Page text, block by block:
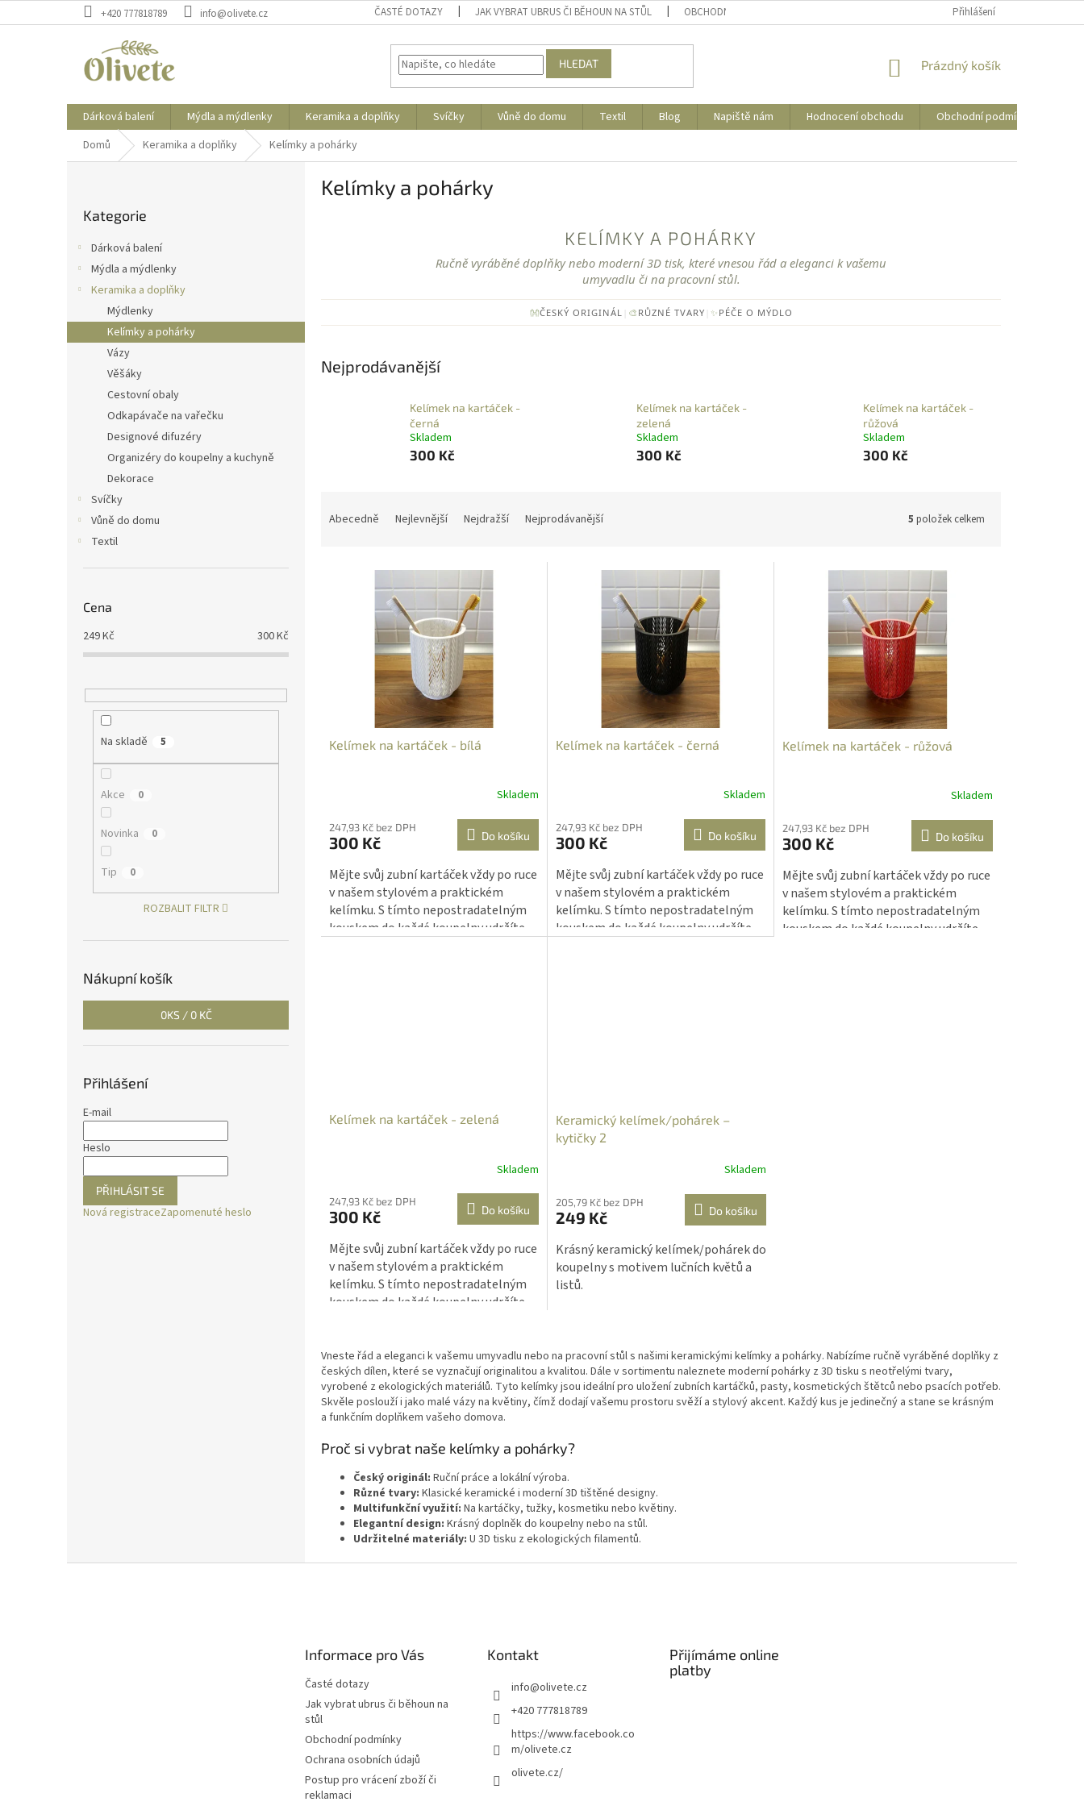
na
+420 777818789 info@olivete.cz ČASTÉ DOTAZY JAK VYBRAT UBRUS ČI BĚHOUN NA STŮL OBCHODNÍ PODMÍNKY POSTUP PRO VRÁCENÍ
Přihlášení
HLEDAT
NÁKUPNÍ
Prázdný košík
Dárková balení Mýdla a mýdlenky Keramika a doplňky Svíčky Vůně do domu Textil Blog Napiště nám Hodnocení obchodu Obchodní podmínky
Domů
Keramika a doplňky Kelímky a pohárky
a
kategorie
Kategorie
Dárková balení
Mýdla a mýdlenky
Keramika a doplňky
Mýdlenky
Kelímky a pohárky
Vázy
Věšáky
Cestovní obaly
Odkapávače na vařečku
Designové difuzéry
Organizéry do koupelny a kuchyně
Dekorace
Svíčky
Vůně do domu
Textil
Cena
249Kč 300Kč
Na skladě 5
Akce 0
Novinka 0
Tip 0
ROZBALIT FILTR
Nákupní košík
0KS / 0 KČ
Přihlášení
E-mail
Heslo
PŘIHLÁSIT SE
Nová registraceZapomenuté heslo
Kelímky a pohárky
KELÍMKY A POHÁRKY
Ručně vyráběné doplňky nebo moderní 3D tisk, které vnesou řád a eleganci k vašemu
umyvadlu či na pracovní stůl.
👐ČESKÝ ORIGINÁL 🎨 RŮZNÉ TVARY ✨ PÉČE O MÝDLO
Nejprodávanější
Kelímek na kartáček -
černá
Skladem
300 Kč
Kelímek na kartáček -
zelená
Skladem
300 Kč
Kelímek na kartáček -
růžová
Skladem
300 Kč
Abecedně Nejlevnější Nejdražší Nejprodávanější 5 položek celkem
Kelímek na kartáček - bílá
Skladem
247,93 Kč bez DPH
300 Kč Do košíku
Mějte svůj zubní kartáček vždy po ruce
v našem stylovém a praktickém
kelímku. S tímto nepostradatelným
kouskem do každé koupelny udržíte
Kelímek na kartáček - černá
Skladem
247,93 Kč bez DPH
300 Kč Do košíku
Mějte svůj zubní kartáček vždy po ruce
v našem stylovém a praktickém
kelímku. S tímto nepostradatelným
kouskem do každé koupelny udržíte
Kelímek na kartáček - růžová
Skladem
247,93 Kč bez DPH
300 Kč Do košíku
Mějte svůj zubní kartáček vždy po ruce
v našem stylovém a praktickém
kelímku. S tímto nepostradatelným
kouskem do každé koupelny udržíte
Kelímek na kartáček - zelená
Skladem
247,93 Kč bez DPH
300 Kč Do košíku
Mějte svůj zubní kartáček vždy po ruce
v našem stylovém a praktickém
kelímku. S tímto nepostradatelným
kouskem do každé koupelny udržíte
zazářit moderním nádechem!
Keramický kelímek/pohárek –
kytičky 2
Skladem
205,79 Kč bez DPH
249 Kč Do košíku
Krásný keramický kelímek/pohárek do
koupelny s motivem lučních květů a
listů.
l
á
d
a
k
y
p
Vneste řád a eleganci k vašemu umyvadlu nebo na pracovní stůl s našimi keramickými kelímky a pohárky. Nabízíme ručně vyráběné doplňky z
českých dílen, které se vyznačují originalitou a kvalitou. Dále v sortimentu naleznete moderní pohárky z 3D tisku s neotřelými tvary,
vyrobené z ekologických materiálů. Tyto kelímky jsou ideální pro uložení zubních kartáčků, pasty, kosmetických štětců nebo psacích potřeb.
Skvěle poslouží i jako malé vázy na květiny, čímž dodají vašemu prostoru svěží a stylový akcent. Každý kus je jedinečný a stane se krásným
a funkčním doplňkem vašeho domova.
Proč si vybrat naše kelímky a pohárky?
Český originál: Ruční práce a lokální výroba.
Různé tvary: Klasické keramické i moderní 3D tištěné designy.
Multifunkční využití: Na kartáčky, tužky, kosmetiku nebo květiny.
Elegantní design: Krásný doplněk do koupelny nebo na stůl.
Udržitelné materiály: U 3D tisku z ekologických filamentů.
Informace pro Vás
Časté dotazy
Jak vybrat ubrus či běhoun na
stůl
Obchodní podmínky
Ochrana osobních údajů
Postup pro vrácení zboží či
reklamaci
Kontakt
info@olivete.cz
+420 777818789
https://www.facebook.co
m/olivete.cz
olivete.cz/
Přijímáme online
platby